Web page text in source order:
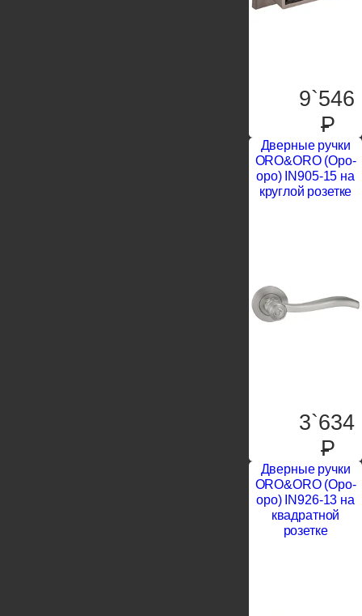
9`546
P
Дверные ручки
ORO&ORO (Оро-
оро) IN905-15 на
круглой розетке
3`634
P
Дверные ручки
ORO&ORO (Оро-
оро) IN926-13 на
квадратной
розетке